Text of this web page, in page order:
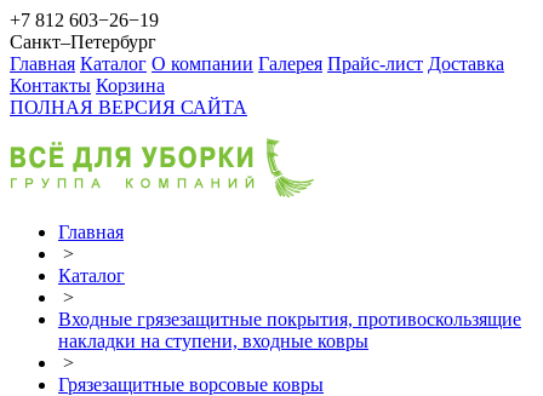
+7 812 603−26−19
Санкт–Петербург
Главная Каталог О компании Галерея Прайс-лист Доставка
Контакты Корзина
ПОЛНАЯ ВЕРСИЯ САЙТА
Главная
>
Каталог
>
Входные грязезащитные покрытия, противоскользящие
накладки на ступени, входные ковры
>
Грязезащитные ворсовые ковры